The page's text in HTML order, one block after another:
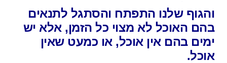
והגוף שלנו התפתח והסתגל לתנאים
בהם האוכל לא מצוי כל הזמן, אלא יש
ימים בהם אין אוכל, או כמעט שאין
אוכל.